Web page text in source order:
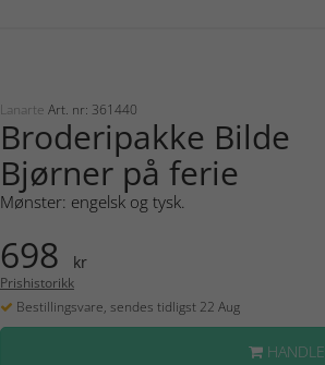
Lanarte Art. nr: 361440
Broderipakke Bilde
Bjørner på ferie
Mønster: engelsk og tysk.
698 kr
Prishistorikk
Bestillingsvare, sendes tidligst 22 Aug
HANDLE